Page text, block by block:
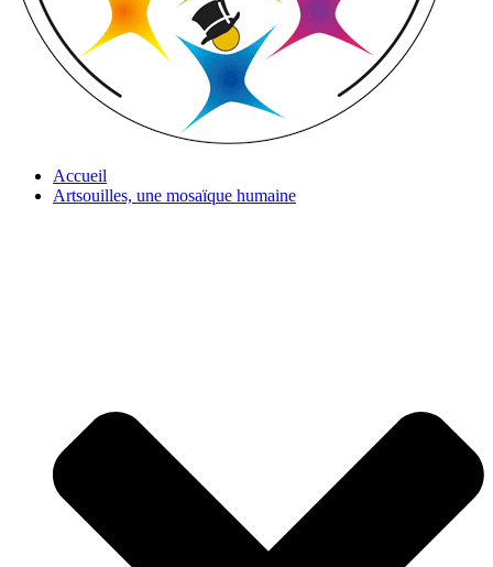
Accueil
Artsouilles, une mosaïque humaine